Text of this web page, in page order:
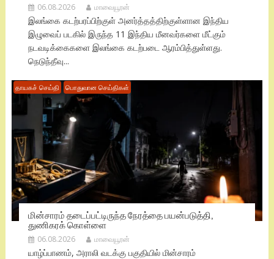
06.08.2026 மாவையூரன்
இலங்கை கடற்பரப்பிற்குள் அனர்த்தத்திற்குள்ளான இந்திய
இழுவைப் படகில் இருந்த 11 இந்திய மீனவர்களை மீட்கும்
நடவடிக்கைகளை இலங்கை கடற்படை ஆரம்பித்துள்ளது.
நெடுந்தீவு...
தாயகச் செய்தி பொதுவான செய்திகள்
மின்சாரம் தடைப்பட்டிருந்த நேரத்தை பயன்படுத்தி,
துணிகரக் கொள்ளை
06.08.2026 மாவையூரன்
யாழ்ப்பாணம், அராலி வடக்கு பகுதியில் மின்சாரம்